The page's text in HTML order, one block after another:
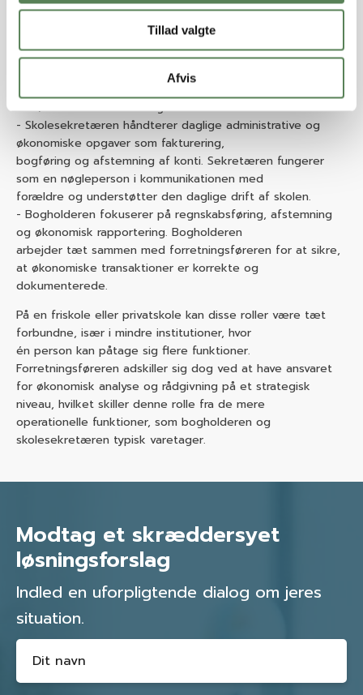
Tillad valgte
Afvis
Udover praktiske økonomiske opgaver som fakturering og
afstemning er forretningsføreren også
ansvarlig for at udarbejde dybdegående økonomiske
om økonomiske beslutninger.
Skolesekretæren håndterer daglige administrative og
økonomiske opgaver som fakturering,
bogføring og afstemning af konti. Sekretæren fungerer
som en nøgleperson i kommunikationen med
forældre og understøtter den daglige drift af skolen.
Bogholderen fokuserer på regnskabsføring, afstemning
og økonomisk rapportering. Bogholderen
arbejder tæt sammen med forretningsføreren for at sikre,
at økonomiske transaktioner er korrekte og
dokumenterede.
På en friskole eller privatskole kan disse roller være tæt
forbundne, især i mindre institutioner, hvor
én person kan påtage sig flere funktioner.
Forretningsføreren adskiller sig dog ved at have ansvaret
for økonomisk analyse og rådgivning på et strategisk
niveau, hvilket skiller denne rolle fra de mere
operationelle funktioner, som bogholderen og
skolesekretæren typisk varetager.
Modtag et skræddersyet
løsningsforslag
Indled en uforpligtende dialog om jeres
situation.